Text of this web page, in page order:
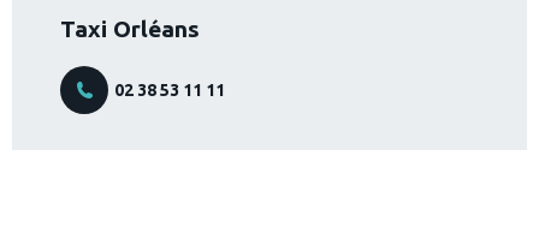
Taxi Orléans
02 38 53 11 11